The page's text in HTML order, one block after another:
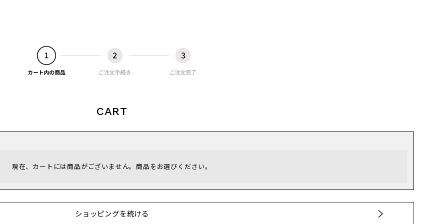
表示しない
検索
CART
現在、カートには商品がございません。商品をお選びください。
ショッピングを続ける